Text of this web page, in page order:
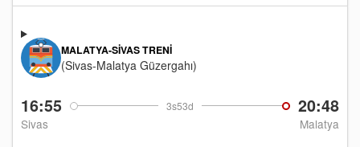
16:55 3s53d 20:48
Sivas Malatya
MALATYA-SIVAS TRENI
(Sivas-Malatya Güzergahı)